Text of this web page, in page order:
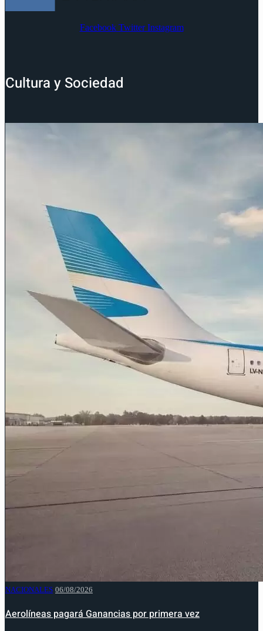
Facebook Twitter Instagram
Cultura y Sociedad
NACIONALES 06/08/2026
Aerolíneas pagará Ganancias por primera vez